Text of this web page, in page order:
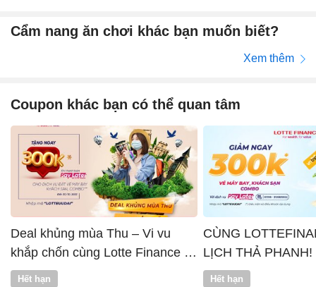
Cẩm nang ăn chơi khác bạn muốn biết?
Xem thêm
Coupon khác bạn có thể quan tâm
Deal khủng mùa Thu – Vi vu
khắp chốn cùng Lotte Finance x
Vntrip
Hết hạn
CÙNG
LỊCH THẢ PHANH!
Hết hạn